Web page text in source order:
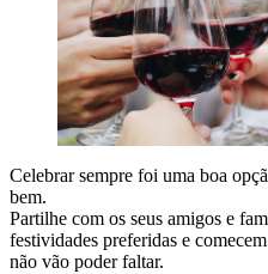
Celebrar sempre foi uma boa
bem.
Partilhe com os seus amigos e
festividades preferidas e
não vão poder faltar.